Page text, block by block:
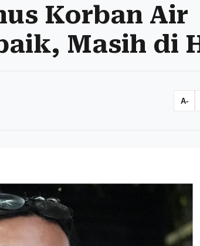
Korban Air
Masih di
A-